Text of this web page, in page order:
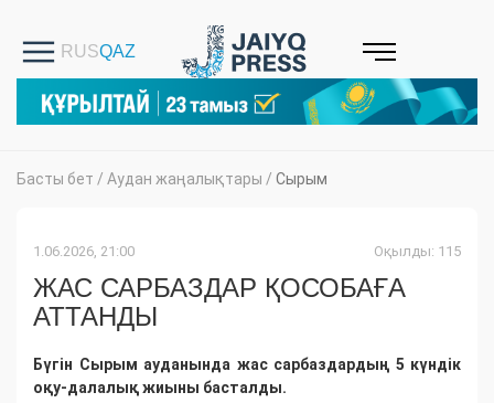
Басты бет / Аудан жаңалықтары / Сырым
1.06.2026, 21:00 Оқылды: 115
ЖАС САРБАЗДАР ҚОСОБАҒА
АТТАНДЫ
Бүгін Сырым ауданында жас сарбаздардың 5 күндік
оқу-далалық жиыны басталды.